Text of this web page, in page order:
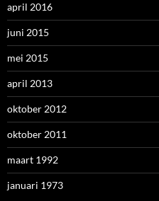
april 2016
juni 2015
mei 2015
april 2013
oktober 2012
oktober 2011
maart 1992
januari 1973